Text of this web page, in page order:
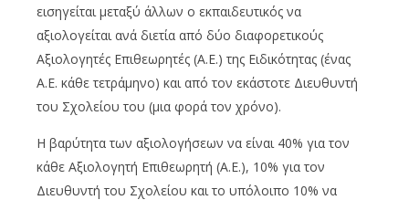
εισηγείται μεταξύ άλλων ο εκπαιδευτικός να
αξιολογείται ανά διετία από δύο διαφορετικούς
Αξιολογητές Επιθεωρητές (Α.Ε.) της Ειδικότητας (ένας
Α.Ε. κάθε τετράμηνο) και από τον εκάστοτε Διευθυντή
του Σχολείου του (μια φορά τον χρόνο).
Η βαρύτητα των αξιολογήσεων να είναι 40% για τον
κάθε Αξιολογητή Επιθεωρητή (Α.Ε.), 10% για τον
Διευθυντή του Σχολείου και το υπόλοιπο 10% να